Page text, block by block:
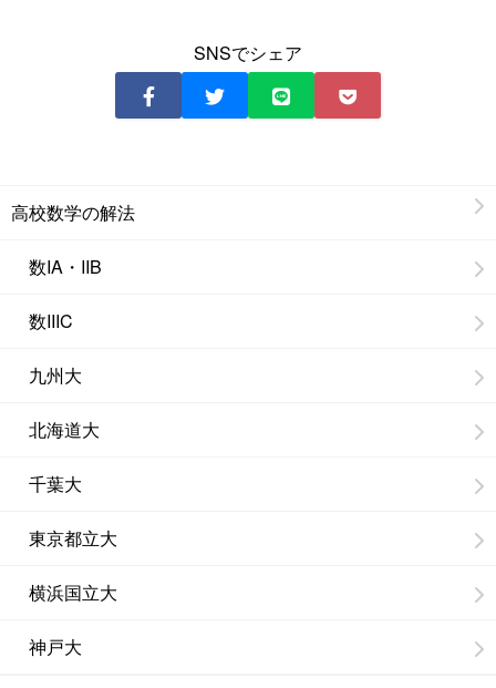
SNSでシェア
高校数学の解法
数IA・IIB
数IIIC
九州大
北海道大
千葉大
東京都立大
横浜国立大
神戸大